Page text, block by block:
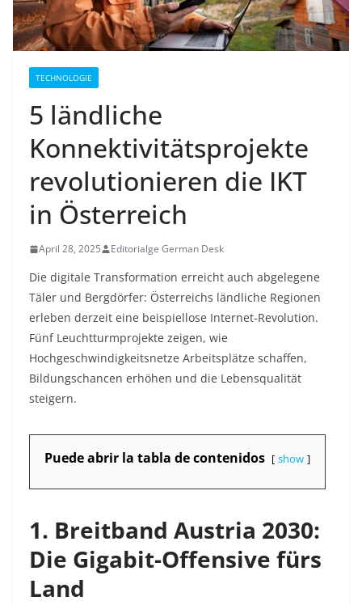
TECHNOLOGIE
5 ländliche
Konnektivitätsprojekte
revolutionieren die IKT
in Österreich
April 28, 2025 Editorialge German Desk
Die digitale Transformation erreicht auch abgelegene
Täler und Bergdörfer: Österreichs ländliche Regionen
erleben derzeit eine beispiellose Internet-Revolution.
Fünf Leuchtturmprojekte zeigen, wie
Hochgeschwindigkeitsnetze Arbeitsplätze schaffen,
Bildungschancen erhöhen und die Lebensqualität
steigern.
Puede abrir la tabla de contenidos show
1. Breitband Austria 2030:
Die Gigabit-Offensive fürs
Land